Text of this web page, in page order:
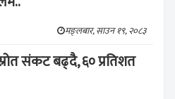
मङ्लबार, साउन १९, २०८३
संकट बढ्दै, ६० प्रतिशत